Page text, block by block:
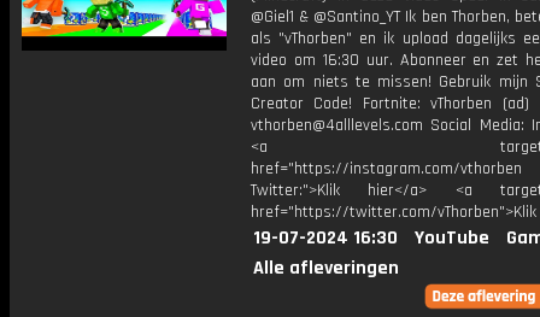
@Giel1 & @Santino_YT Ik ben Thorben,
als "vThorben" en ik upload dagelijks
video om 16:30 uur. Abonneer en zet
aan om niets te missen! Gebruik mijn
Creator Code! Fortnite: vThorben (ad)
vthorben@4alllevels.com Social Media:
<a
href="https://instagram.com/vthorben
Twitter:">Klik hier</a> <a
href="https://twitter.com/
19-07-2024 16:30 YouTube
Alle afleveringen